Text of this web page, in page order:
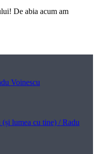
De abia acum am
Voinescu
lumea cu tine) / Radu